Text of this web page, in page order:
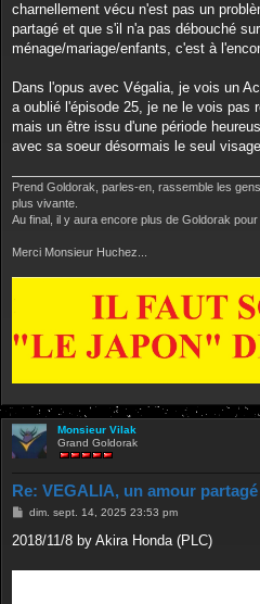
charnellement vécu n'est pas un
partagé et que s'il n'a pas débouché
ménage/mariage/enfants, c'est à
Dans l'opus avec Végalia, je vois un
a oublié l'épisode 25, je ne le vois pas
mais un être issu d'une période
avec sa soeur désormais le seul
Prend Goldorak, parles-en, rassemble les
plus vivante.
Au final, il y aura encore plus de Goldorak
Merci Monsieur Huchez...
Monsieur Vilak
Grand Goldorak
Re: VEGALIA, un amour
M
s
dim. sept. 14, 2025 23:53 pm
2018/11/8 by Akira Honda (PLC)